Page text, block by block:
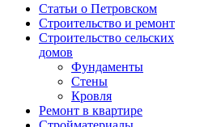
Статьи о Петровском
Строительство и ремонт
Строительство сельских
домов
Фундаменты
Стены
Кровля
Ремонт в квартире